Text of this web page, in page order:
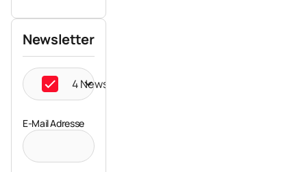
Newsletter
4 Newsletter ausgewählt
E-Mail Adresse